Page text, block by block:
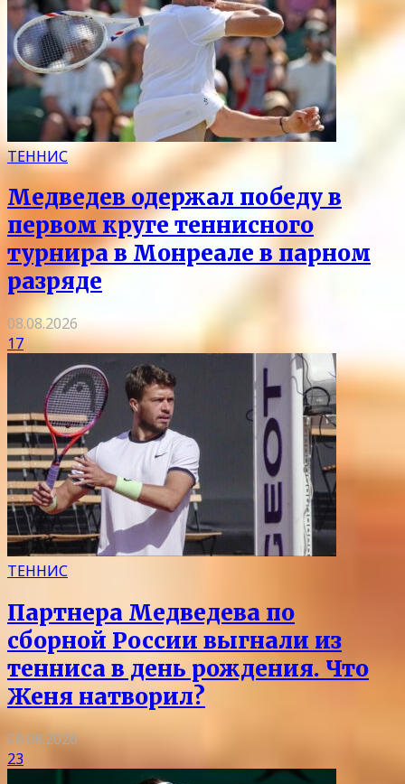
ТЕННИС
Медведев одержал победу в
первом круге теннисного
турнира в Монреале в парном
разряде
08.08.2026
17
ТЕННИС
Партнера Медведева по
сборной России выгнали из
тенниса в день рождения. Что
Женя натворил?
08.08.2026
23